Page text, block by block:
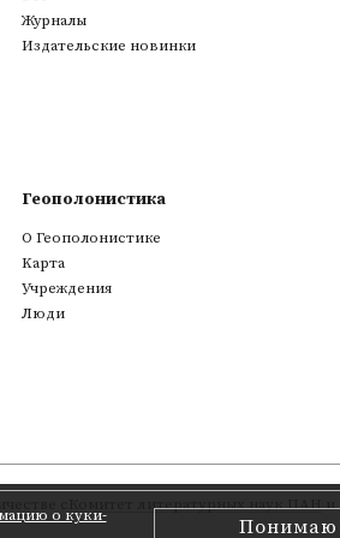
о куки-
Понимаю
Журналы
Издательские новинки
Геополонистика
О Геополонистике
Kарта
Учреждения
Люди
Комитет литературных наук ПАНи